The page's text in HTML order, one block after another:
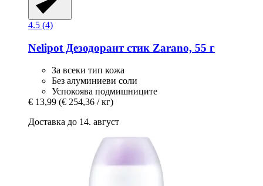
4.5 (4)
Nelipot Дезодорант стик Zarano, 55 г
За всеки тип кожа
Без алуминиеви соли
Успокоява подмишниците
€ 13,99 (€ 254,36 / кг)
Доставка до 14. август